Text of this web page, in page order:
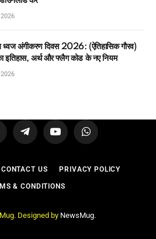
ध्वज अंगीकरण दिवस 2026: (ऐतिहासिक गौरव)
इतिहास, अर्थ और फ्लैग कोड के नए नियम
TelegramYouTubeWhatsApp
CONTACT US PRIVACY POLICY
& CONDITIONS
Designed by NewsMug.